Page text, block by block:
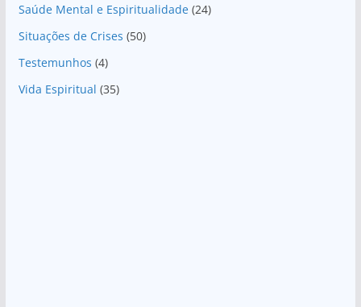
Saúde Mental e Espiritualidade(24)
Situações de Crises (50)
Testemunhos (4)
Vida Espiritual (35)